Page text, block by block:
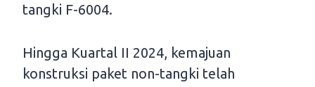
tangki F-6004.
Hingga Kuartal II 2024, kemajuan
konstruksi paket non-tangki telah